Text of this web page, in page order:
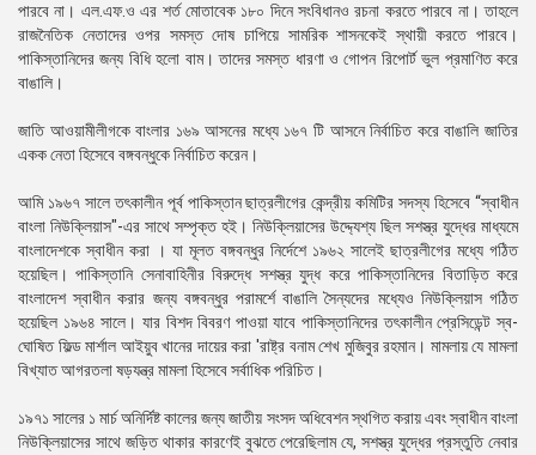
পারবে না। এল.এফ.ও এর শর্ত মোতাবেক ১৮০ দিনে সংবিধানও রচনা করতে পারবে না। তাহলে
রাজনৈতিক নেতাদের ওপর সমস্ত দোষ চাপিয়ে সামরিক শাসনকেই স্থায়ী করতে পারবে।
পাকিস্তানিদের জন্য বিধি হলো বাম। তাদের সমস্ত ধারণা ও গোপন রিপোর্ট ভুল প্রমাণিত করে
বাঙালি।
জাতি আওয়ামীলীগকে বাংলার ১৬৯ আসনের মধ্যে ১৬৭ টি আসনে নির্বাচিত করে বাঙালি জাতির
একক নেতা হিসেবে বঙ্গবন্ধুকে নির্বাচিত করেন।
আমি ১৯৬৭ সালে তৎকালীন পূর্ব পাকিস্তান ছাত্রলীগের কেন্দ্রীয় কমিটির সদস্য হিসেবে “স্বাধীন
বাংলা নিউক্লিয়াস"-এর সাথে সম্পৃক্ত হই। নিউক্লিয়াসের উদ্দ্যেশ্য ছিল সশস্ত্র যুদ্ধের মাধ্যমে
বাংলাদেশকে স্বাধীন করা । যা মূলত বঙ্গবন্ধুর নির্দেশে ১৯৬২ সালেই ছাত্রলীগের মধ্যে গঠিত
হয়েছিল। পাকিস্তানি সেনাবাহিনীর বিরুদ্ধে সশস্ত্র যুদ্ধ করে পাকিস্তানিদের বিতাড়িত করে
বাংলাদেশ স্বাধীন করার জন্য বঙ্গবন্ধুর পরামর্শে বাঙালি সৈন্যদের মধ্যেও নিউক্লিয়াস গঠিত
হয়েছিল ১৯৬৪ সালে। যার বিশদ বিবরণ পাওয়া যাবে পাকিস্তানিদের তৎকালীন প্রেসিডেন্ট স্ব-
ঘোষিত ফিল্ড মার্শাল আইয়ুব খানের দায়ের করা 'রাষ্ট্র বনাম শেখ মুজিবুর রহমান। মামলায় যে মামলা
বিখ্যাত আগরতলা ষড়যন্ত্র মামলা হিসেবে সর্বাধিক পরিচিত।
১৯৭১ সালের ১ মার্চ অনির্দিষ্ট কালের জন্য জাতীয় সংসদ অধিবেশন স্থগিত করায় এবং স্বাধীন বাংলা
নিউক্লিয়াসের সাথে জড়িত থাকার কারণেই বুঝতে পেরেছিলাম যে, সশস্ত্র যুদ্ধের প্রস্তুতি নেবার